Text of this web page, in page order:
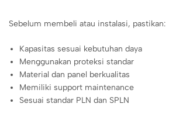
Sebelum membeli atau instalasi, pastikan:
Kapasitas sesuai kebutuhan daya
Menggunakan proteksi standar
Material dan panel berkualitas
Memiliki support maintenance
Sesuai standar PLN dan SPLN